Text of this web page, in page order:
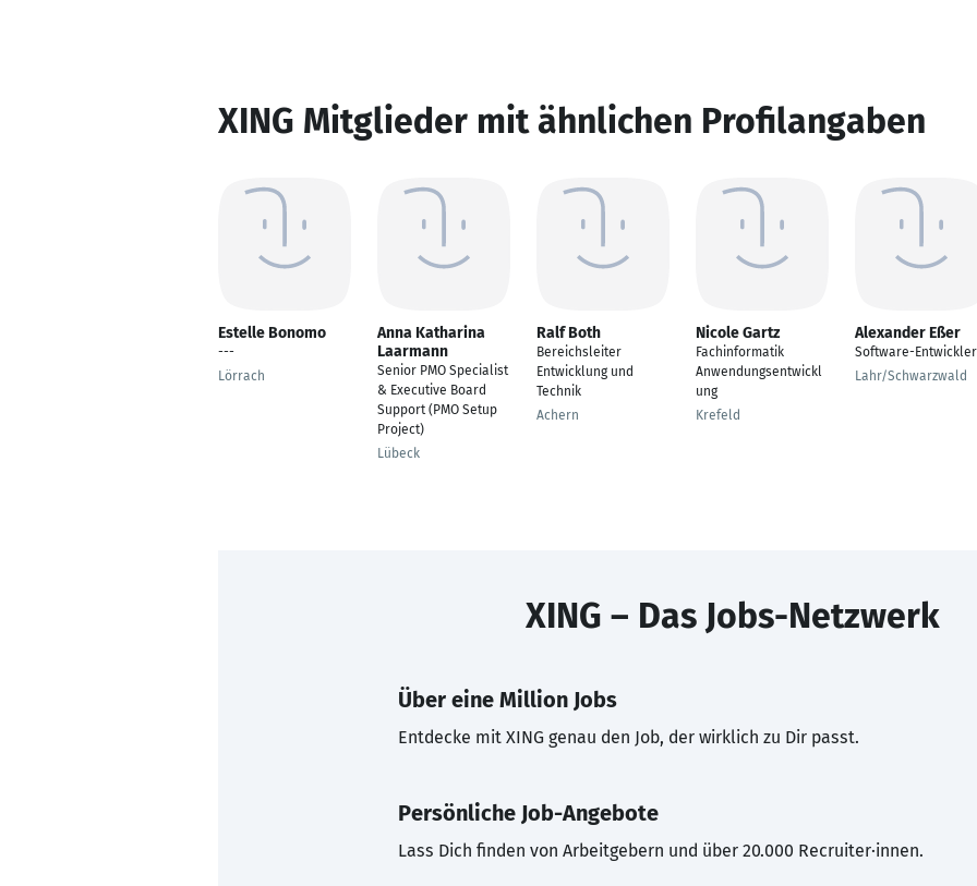
XING Mitglieder mit ähnlichen Profilangaben
Estelle Bonomo
---
Lörrach
Anna Katharina
Laarmann
Senior PMO Specialist
& Executive Board
Support (PMO Setup
Project)
Lübeck
Ralf Both
Bereichsleiter
Entwicklung und
Technik
Achern
Nicole Gartz
Fachinformatik
Anwendungsentwickl
ung
Krefeld
Alexander Eßer
Software-Entwickler
Lahr/Schwarzwald
XING – Das Jobs-Netzwerk
Über eine Million Jobs
Entdecke mit XING genau den Job, der wirklich zu Dir passt.
Persönliche Job-Angebote
Lass Dich finden von Arbeitgebern und über 20.000 Recruiter·innen.